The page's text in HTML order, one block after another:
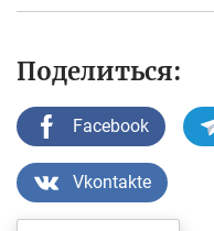
Поделиться:
Facebook
Vkontakte